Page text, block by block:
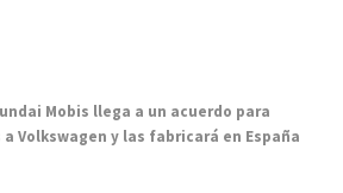
Mobis llega a un acuerdo para
Volkswagen y las fabricará en España